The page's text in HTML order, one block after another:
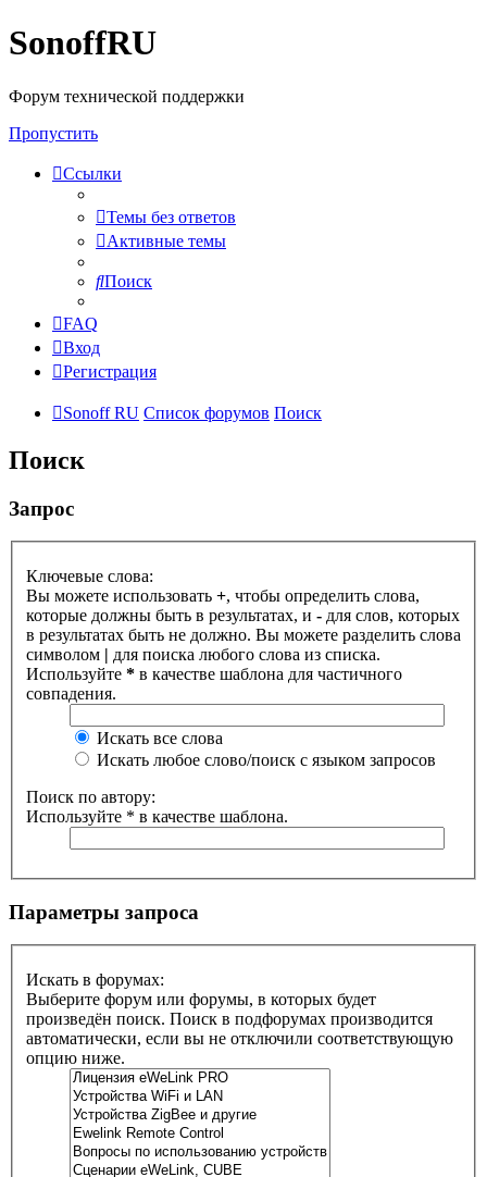
SonoffRU
Форум технической поддержки
Пропустить
Ссылки
Темы без ответов
Активные темы
Поиск
FAQ
Вход
Регистрация
Sonoff RU Список форумов Поиск
Поиск
Запрос
Ключевые слова:
Вы можете использовать +, чтобы определить слова,
которые должны быть в результатах, и - для слов, которых
в результатах быть не должно. Вы можете разделить слова
символом | для поиска любого слова из списка.
Используйте * в качестве шаблона для частичного
совпадения.
Искать все слова
Искать любое слово/поиск с языком запросов
Поиск по автору:
Используйте * в качестве шаблона.
Параметры запроса
Искать в форумах:
Выберите форум или форумы, в которых будет
произведён поиск. Поиск в подфорумах производится
автоматически, если вы не отключили соответствующую
опцию ниже.